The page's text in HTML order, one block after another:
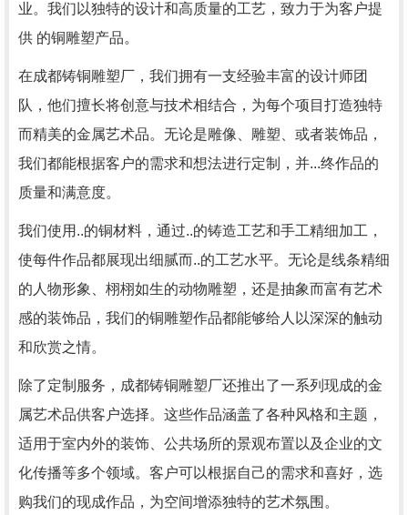
业。我们以独特的设计和高质量的工艺，致力于为客户提
供 的铜雕塑产品。
在成都铸铜雕塑厂，我们拥有一支经验丰富的设计师团
队，他们擅长将创意与技术相结合，为每个项目打造独特
而精美的金属艺术品。无论是雕像、雕塑、或者装饰品，
我们都能根据客户的需求和想法进行定制，并...终作品的
质量和满意度。
我们使用..的铜材料，通过..的铸造工艺和手工精细加工，
使每件作品都展现出细腻而..的工艺水平。无论是线条精细
的人物形象、栩栩如生的动物雕塑，还是抽象而富有艺术
感的装饰品，我们的铜雕塑作品都能够给人以深深的触动
和欣赏之情。
除了定制服务，成都铸铜雕塑厂还推出了一系列现成的金
属艺术品供客户选择。这些作品涵盖了各种风格和主题，
适用于室内外的装饰、公共场所的景观布置以及企业的文
化传播等多个领域。客户可以根据自己的需求和喜好，选
购我们的现成作品，为空间增添独特的艺术氛围。